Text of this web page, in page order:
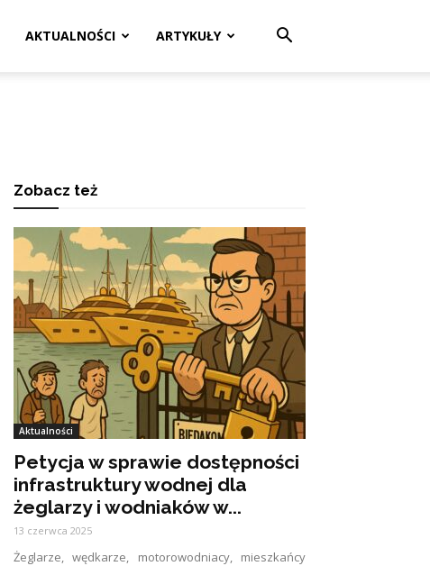
AKTUALNOŚCI ARTYKUŁY
Zobacz też
Aktualności
Petycja w sprawie dostępności
infrastruktury wodnej dla
żeglarzy i wodniaków w...
13 czerwca 2025
Żeglarze, wędkarze, motorowodniacy, mieszkańcy